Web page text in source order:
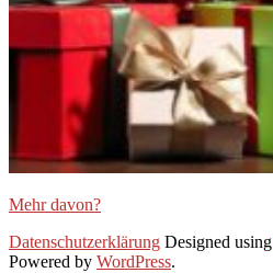
Mehr davon?
2019-
11-
Datenschutzerklärung Designed using
Powered by WordPress.